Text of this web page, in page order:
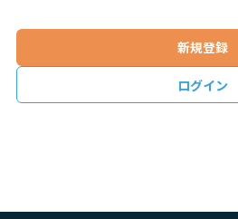
新規登録
ログイン